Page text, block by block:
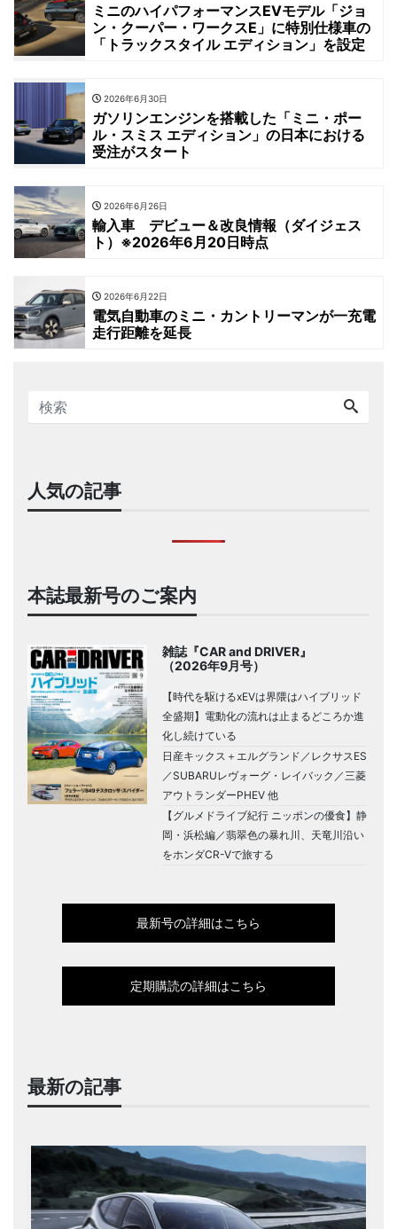
ミニのハイパフォーマンスEVモデル「ジョ
ン・クーパー・ワークスE」に特別仕様車の
「トラックスタイル エディション」を設定
2026年6月30日
ガソリンエンジンを搭載した「ミニ・ポー
ル・スミス エディション」の日本における
受注がスタート
2026年6月26日
輸入車 デビュー＆改良情報（ダイジェス
ト）※2026年6月20日時点
2026年6月22日
電気自動車のミニ・カントリーマンが一充電
走行距離を延長
人気の記事
本誌最新号のご案内
雑誌『CAR and DRIVER』
（2026年9月号）
【時代を駆けるxEVは界隈はハイブリッド
全盛期】電動化の流れは止まるどころか進
化し続けている
日産キックス＋エルグランド／レクサスES
／SUBARUレヴォーグ・レイバック／三菱
アウトランダーPHEV 他
【グルメドライブ紀行 ニッポンの優食】静
岡・浜松編／翡翠色の暴れ川、天竜川沿い
をホンダCR-Vで旅する
最新号の詳細はこちら
定期購読の詳細はこちら
最新の記事